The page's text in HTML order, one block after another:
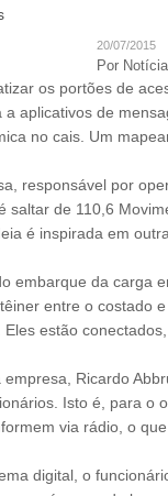
20/07/2015
Por
os portões de
a aplicativos de
no cais. Um
responsável por
saltar de 110,6
é inspirada em
embarque da carga
entre o costado
estão
Ricardo
Isto é, para o
via rádio, o
digital, o